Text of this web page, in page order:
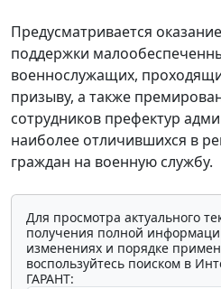
Предусматривается
поддержки
военнослужащих,
призыву, а также
сотрудников префектур
наиболее отличившихся в
граждан на военную службу.
Для просмотра актуального
получения полной
изменениях и порядке
воспользуйтесь поиском в
ГАРАНТ: